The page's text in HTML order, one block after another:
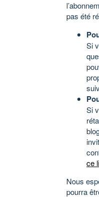
pas été
Si
Si
ce
Nous
pourra